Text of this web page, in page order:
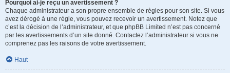
Pourquoi ai-je reçu un avertissement ?
Chaque administrateur a son propre ensemble de règles pour son site. Si vous
avez dérogé à une règle, vous pouvez recevoir un avertissement. Notez que
c’est la décision de l’administrateur, et que phpBB Limited n’est pas concerné
par les avertissements d’un site donné. Contactez l’administrateur si vous ne
comprenez pas les raisons de votre avertissement.
Haut